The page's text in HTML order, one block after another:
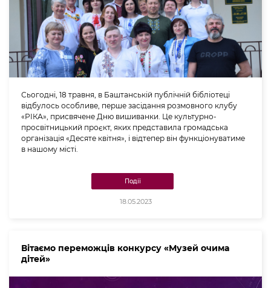
Сьогодні, 18 травня, в Баштанській публічній бібліотеці
відбулось особливе, перше засідання розмовного клубу
«РІКА», присвячене Дню вишиванки. Це культурно-
просвітницький проєкт, яких представила громадська
організація «Десяте квітня», і відтепер він функціонуватиме
в нашому місті.
Події
18.05.2023
Вітаємо переможців конкурсу «Музей очима
дітей»